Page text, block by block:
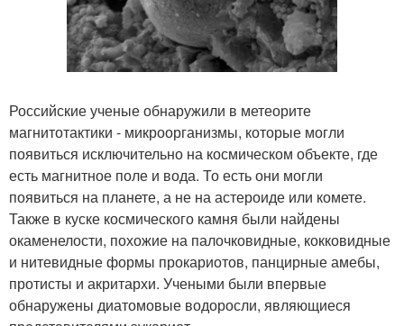
Российские ученые обнаружили в метеорите
магнитотактики - микроорганизмы, которые могли
появиться исключительно на космическом объекте, где
есть магнитное поле и вода. То есть они могли
появиться на планете, а не на астероиде или комете.
Также в куске космического камня были найдены
окаменелости, похожие на палочковидные, кокковидные
и нитевидные формы прокариотов, панцирные амебы,
протисты и акритархи. Учеными были впервые
обнаружены диатомовые водоросли, являющиеся